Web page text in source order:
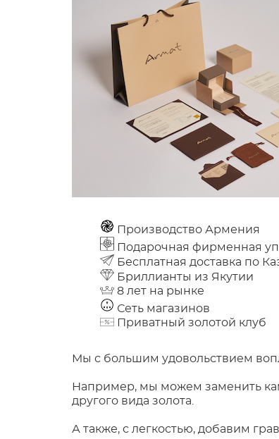
Производство Армения
Подарочная фирменная
Бесплатная доставка по
Бриллианты из Якутии
8 лет на рынке
Сеть магазинов
Приватный золотой клуб
Мы с большим удовольствием
Например, мы можем заменить
другого вида золота.
А также, с легкостью, добавим